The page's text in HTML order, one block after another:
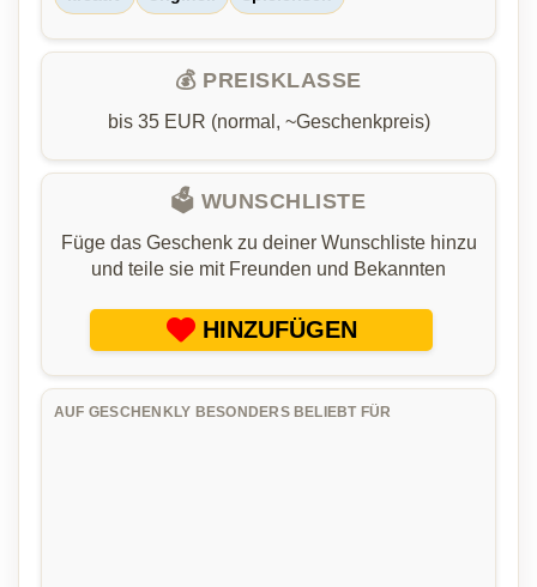
💰 PREISKLASSE
bis 35 EUR (normal, ~Geschenkpreis)
🗳️ WUNSCHLISTE
Füge das Geschenk zu deiner Wunschliste hinzu
und teile sie mit Freunden und Bekannten
HINZUFÜGEN
AUF GESCHENKLY BESONDERS BELIEBT FÜR